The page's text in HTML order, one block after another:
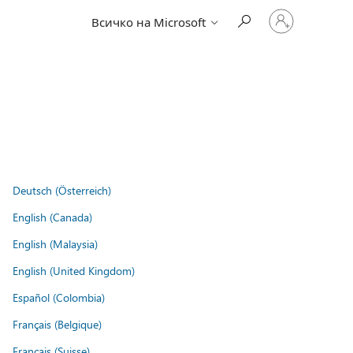
Всичко на Microsoft
Влезте
във
вашия
Deutsch (Österreich)
English (Canada)
English (Malaysia)
English (United Kingdom)
Español (Colombia)
Français (Belgique)